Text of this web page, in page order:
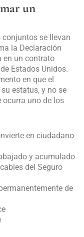
un
se llevan
la Declaración
en un contrato
Estados Unidos.
en que el
estatus, y no se
uno de los
en ciudadano
y acumulado
del Seguro
de